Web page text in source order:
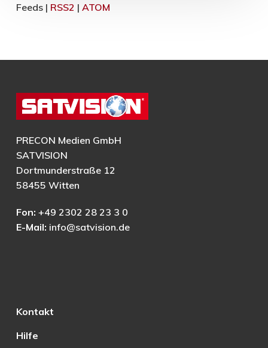
Feeds | RSS2 | ATOM
PRECON Medien GmbH
SATVISION
Dortmunderstraße 12
58455 Witten
Fon: +49 2302 28 23 3 0
E-Mail: info@satvision.de
Kontakt
Hilfe